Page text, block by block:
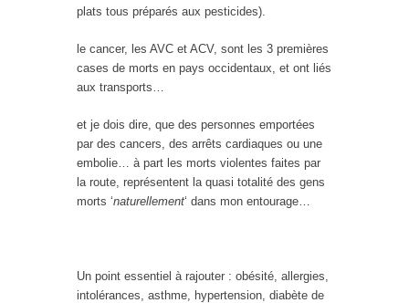
plats tous préparés aux pesticides).
le cancer, les AVC et ACV, sont les 3 premières
cases de morts en pays occidentaux, et ont liés
aux transports…
et je dois dire, que des personnes emportées
par des cancers, des arrêts cardiaques ou une
embolie… à part les morts violentes faites par
la route, représentent la quasi totalité des gens
morts ‘naturellement‘ dans mon entourage…
Un point essentiel à rajouter : obésité, allergies,
intolérances, asthme, hypertension, diabète de